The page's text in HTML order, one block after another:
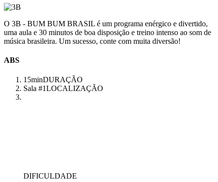
O 3B - BUM BUM BRASIL é um programa enérgico e divertido,
uma aula e 30 minutos de boa disposição e treino intenso ao som de
música brasileira. Um sucesso, conte com muita diversão!
ABS
15minDURAÇÃO
Sala #1LOCALIZAÇÃO
DIFICULDADE